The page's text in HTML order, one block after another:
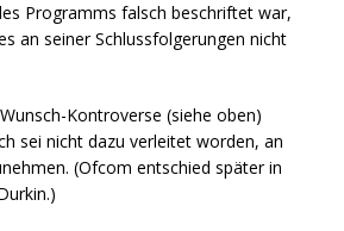
Programms falsch beschriftet war,
an seiner Schlussfolgerungen nicht
Kontroverse (siehe oben)
sei nicht dazu verleitet worden, an
(Ofcom entschied später in